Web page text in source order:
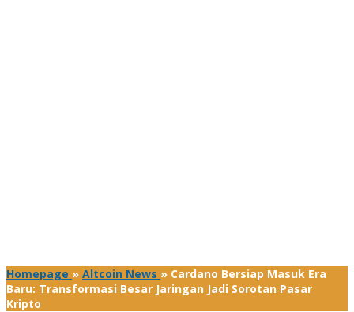
Homepage » Altcoin News » Cardano Bersiap Masuk Era
Baru: Transformasi Besar Jaringan Jadi Sorotan Pasar
Kripto